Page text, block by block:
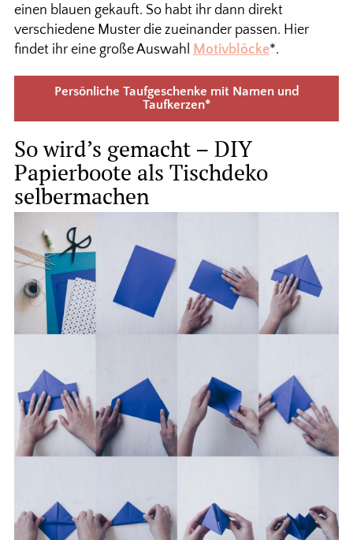
einen blauen gekauft. So habt ihr dann direkt
verschiedene Muster die zueinander passen. Hier
findet ihr eine große Auswahl Motivblöcke*.
Persönliche Taufgeschenke mit Namen und
Taufkerzen*
So wird’s gemacht – DIY
Papierboote als Tischdeko
selbermachen